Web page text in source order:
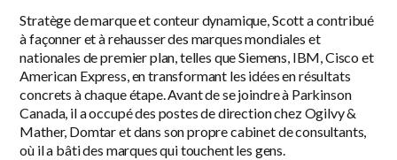
Stratège de marque et conteur dynamique, Scott a contribué
à façonner et à rehausser des marques mondiales et
nationales de premier plan, telles que Siemens, IBM, Cisco et
American Express, en transformant les idées en résultats
concrets à chaque étape. Avant de se joindre à Parkinson
Canada, il a occupé des postes de direction chez Ogilvy &
Mather, Domtar et dans son propre cabinet de consultants,
où il a bâti des marques qui touchent les gens.